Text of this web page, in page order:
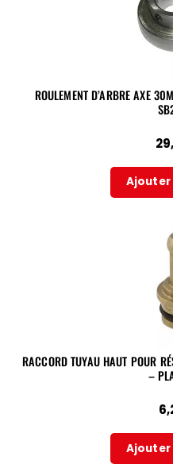
ROULEMENT D’ARBRE AXE
Ajouter
RACCORD TUYAU HAUT POUR
–
Ajouter